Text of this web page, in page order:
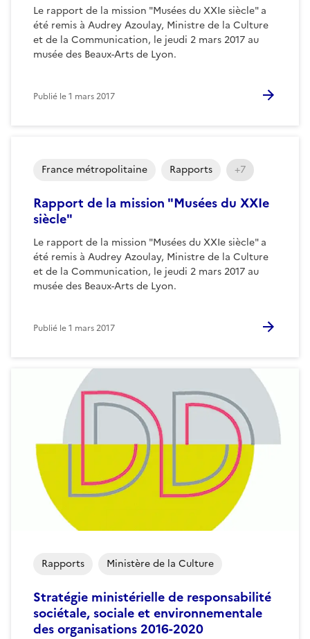
Le rapport de la mission "Musées du XXIe siècle" a
été remis à Audrey Azoulay, Ministre de la Culture
et de la Communication, le jeudi 2 mars 2017 au
musée des Beaux-Arts de Lyon.
Publié le1 mars 2017
Rapport de la mission "Musées du XXIe
siècle"
Le rapport de la mission "Musées du XXIe siècle" a
été remis à Audrey Azoulay, Ministre de la Culture
et de la Communication, le jeudi 2 mars 2017 au
musée des Beaux-Arts de Lyon.
France métropolitaine Rapports +7
Publié le1 mars 2017
Stratégie ministérielle de responsabilité
sociétale, sociale et environnementale
des organisations 2016-2020
Rapports Ministère de la Culture